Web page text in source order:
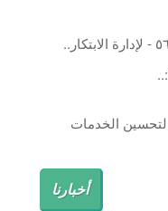
لتحسين الخدمات
أخبارنا